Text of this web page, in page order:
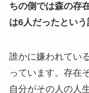
ちの側では森の存
は6人だったという
誰かに嫌われてい
っています。存在
自分がその人の人